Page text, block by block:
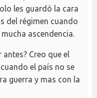
les guardó la cara
del régimen cuando
ascendencia.
Creo que el
el país no se
guerra y mas con la